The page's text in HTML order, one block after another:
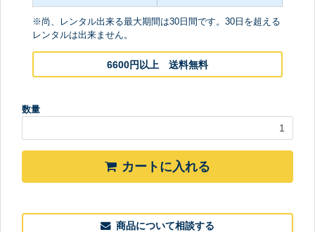
※尚、レンタル出来る最大期間は30日間です。30日を超える
レンタルは出来ません。
6600円以上 送料無料
数量
カートに入れる
商品について相談する